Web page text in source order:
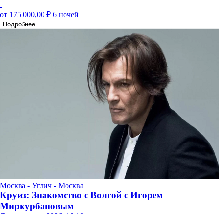
от 175 000,00 ₽ 6 ночей
Подробнее
Москва - Углич - Москва
Круиз: Знакомство с Волгой с Игорем
Миркурбановым